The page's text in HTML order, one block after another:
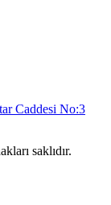
Caddesi No:3
saklıdır.